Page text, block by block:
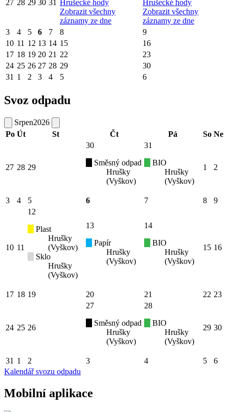
27 28 29 30 31
Hrušecké hody
Zobrazit všechny
záznamy ze dne
Hrušecké hody
Zobrazit všechny
záznamy ze dne
3
4 5 6 7 8
9
10 11 12 13 14 15
16
17 18 19 20 21 22
23
24 25 26 27 28 29
30
31 1 2 3 4 5 6
Svoz odpadu
Srpen2026
Po Út St Čt Pá So Ne
27 28 29
30
Směsný odpad
Hrušky
(Vyškov)
31
BIO
Hrušky
(Vyškov)
1 2
3 4 5 6 7 8 9
10 11
12
Plast
Hrušky
(Vyškov)
Sklo
Hrušky
(Vyškov)
13
Papír
Hrušky
(Vyškov)
14
BIO
Hrušky
(Vyškov)
15 16
17 18 19 20 21 22 23
24 25 26
27
Směsný odpad
Hrušky
(Vyškov)
28
BIO
Hrušky
(Vyškov)
29 30
31 1 2 3 4 5
6
Kalendář svozu odpadu
Mobilní aplikace